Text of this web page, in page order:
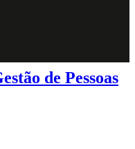
de Pessoas